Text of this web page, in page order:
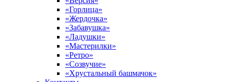
«Горлица»
«Жердочка»
«Забавушка»
«Ладушки»
«Мастерилки»
«Ретро»
«Созвучие»
«Хрустальный башмачок»